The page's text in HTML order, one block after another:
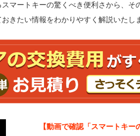
マートキーの驚くべき便利さから、そ
きたい情報をわかりやすく解説いたし
【動画で確認「スマートキー